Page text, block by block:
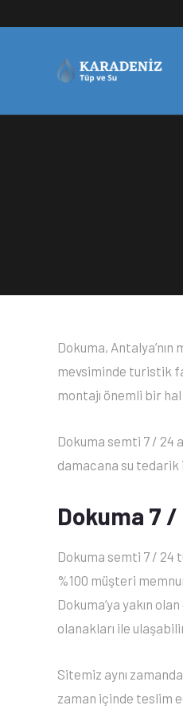
Dokuma,
mevsiminde turistik
montajı önemli bir
Dokuma semti 7 / 24
damacana su tedarik
Dokuma 7
Dokuma semti 7 / 24
%100 müşteri
Dokuma’ya yakın
olanakları ile
Sitemiz aynı
zaman içinde teslim